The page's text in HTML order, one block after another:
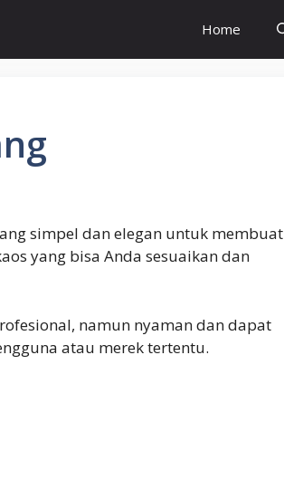
Home
simpel dan elegan untuk membuat
yang bisa Anda sesuaikan dan
namun nyaman dan dapat
atau merek tertentu.